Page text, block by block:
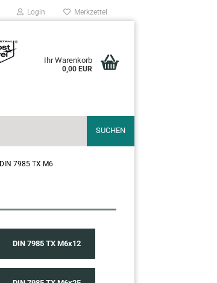
Login Merkzettel
Ihr Warenkorb
0,00 EUR
SUCHEN
DIN 7985 TX M6
DIN 7985 TX M6x12